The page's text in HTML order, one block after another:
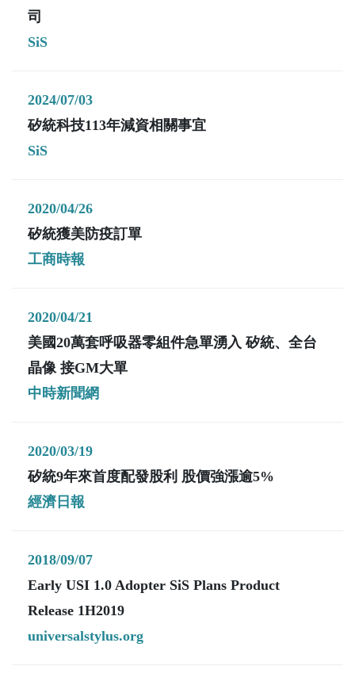
司
SiS
2024/07/03
矽統科技113年減資相關事宜
SiS
2020/04/26
矽統獲美防疫訂單
工商時報
2020/04/21
美國20萬套呼吸器零組件急單湧入 矽統、全台
晶像 接GM大單
中時新聞網
2020/03/19
矽統9年來首度配發股利 股價強漲逾5%
經濟日報
2018/09/07
Early USI 1.0 Adopter SiS Plans Product
Release 1H2019
universalstylus.org